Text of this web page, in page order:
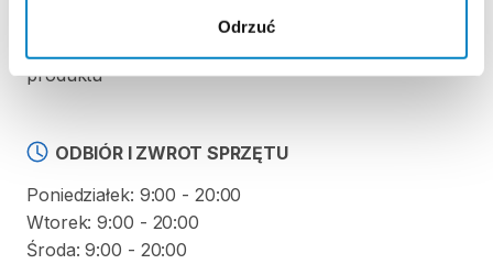
Odrzuć
produktu
ODBIÓR I ZWROT SPRZĘTU
Poniedziałek: 9:00 - 20:00
Wtorek: 9:00 - 20:00
Środa: 9:00 - 20:00